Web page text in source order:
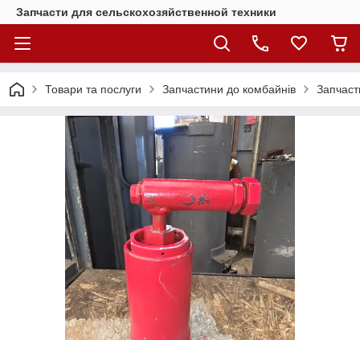
Запчасти для сельскохозяйственной техники
Товари та послуги Запчастини до комбайнів